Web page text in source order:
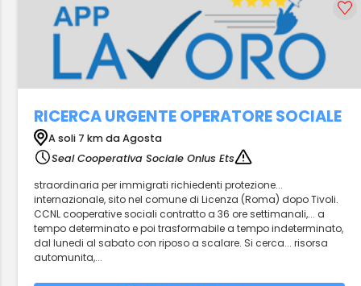
RICERCA URGENTE OPERATORE SOCIALE
A soli 7 km da Agosta
Seal Cooperativa Sociale Onlus Ets
straordinaria per immigrati richiedenti protezione...
internazionale, sito nel comune di Licenza (Roma) dopo Tivoli.
CCNL cooperative sociali contratto a 36 ore settimanali,... a
tempo determinato e poi trasformabile a tempo indeterminato,
dal lunedi al sabato con riposo a scalare. Si cerca... risorsa
automunita,...